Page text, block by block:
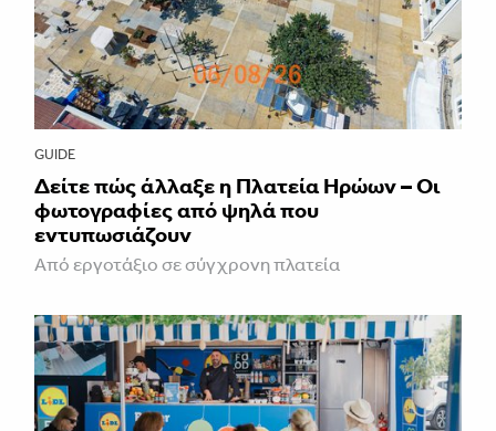
GUIDE
Δείτε πώς άλλαξε η Πλατεία Ηρώων – Οι
φωτογραφίες από ψηλά που
εντυπωσιάζουν
Από εργοτάξιο σε σύγχρονη πλατεία